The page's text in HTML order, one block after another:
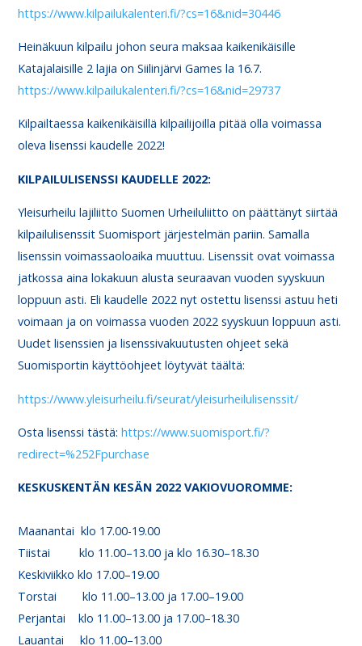
https://www.kilpailukalenteri.fi/?cs=16&nid=30446
Heinäkuun kilpailu johon seura maksaa kaikenikäisille
Katajalaisille 2 lajia on Siilinjärvi Games la 16.7.
https://www.kilpailukalenteri.fi/?cs=16&nid=29737
Kilpailtaessa kaikenikäisillä kilpailijoilla pitää olla voimassa
oleva lisenssi kaudelle 2022!
KILPAILULISENSSI KAUDELLE 2022:
Yleisurheilu lajiliitto Suomen Urheiluliitto on päättänyt siirtää
kilpailulisenssit Suomisport järjestelmän pariin. Samalla
lisenssin voimassaoloaika muuttuu. Lisenssit ovat voimassa
jatkossa aina lokakuun alusta seuraavan vuoden syyskuun
loppuun asti. Eli kaudelle 2022 nyt ostettu lisenssi astuu heti
voimaan ja on voimassa vuoden 2022 syyskuun loppuun asti.
Uudet lisenssien ja lisenssivakuutusten ohjeet sekä
Suomisportin käyttöohjeet löytyvät täältä:
https://www.yleisurheilu.fi/seurat/yleisurheilulisenssit/
Osta lisenssi tästä:https://www.suomisport.fi/?
redirect=%252Fpurchase
KESKUSKENTÄN KESÄN 2022 VAKIOVUOROMME:
Maanantai klo 17.00-19.00
Tiistai klo 11.00–13.00 ja klo 16.30–18.30
Keskiviikko klo 17.00–19.00
Torstai klo 11.00–13.00 ja 17.00–19.00
Perjantai klo 11.00–13.00 ja 17.00–18.30
Lauantai klo 11.00–13.00